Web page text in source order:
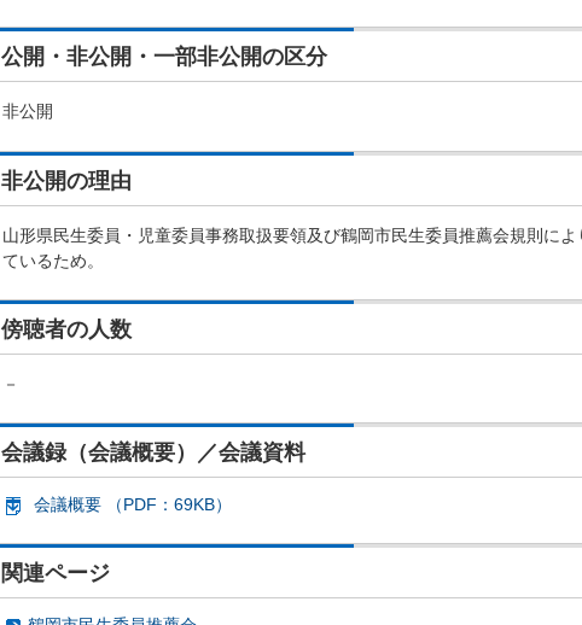
公開・非公開・一部非公開の区分
非公開
非公開の理由
山形県民生委員・児童委員事務取扱要領及び鶴岡市民生委員推薦会規則に
ているため。
傍聴者の人数
－
会議録（会議概要）／会議資料
会議概要 （PDF：69KB）
関連ページ